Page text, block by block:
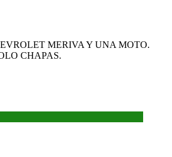
MERIVA Y UNA MOTO.
CHAPAS.